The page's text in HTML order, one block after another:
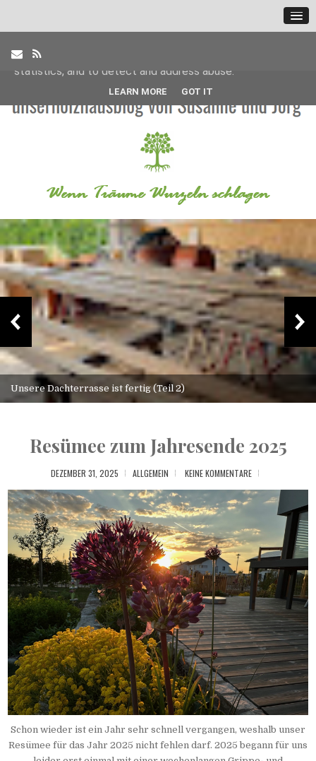
So sieht unser Traumhaus aus (2.0)
Resümee zum Jahresende 2025
DEZEMBER 31, 2025 ALLGEMEIN KEINE KOMMENTARE
Schon wieder ist ein Jahr sehr schnell vergangen, weshalb unser
Resümee für das Jahr 2025 nicht fehlen darf. 2025 begann für uns
This site uses cookies from Google to deliver its services
and to analyze traffic. Your IP address and user-agent are
shared with Google along with performance and security
metrics to ensure quality of service, generate usage
statistics, and to detect and address abuse.
LEARN MORE GOT IT